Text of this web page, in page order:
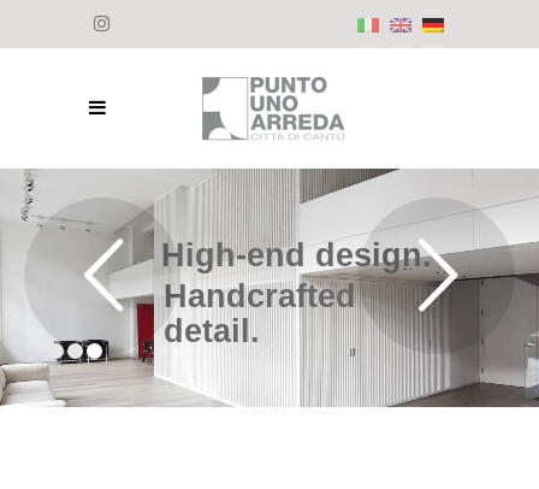
High-end design.
Handcrafted
detail.